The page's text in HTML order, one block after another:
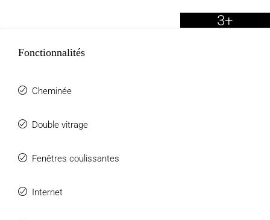
3+
Fonctionnalités
Cheminée
Double vitrage
Fenêtres coulissantes
Internet